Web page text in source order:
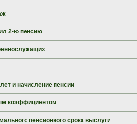
2-ю пенсию
и начисление пенсии
коэффициентом
пенсионного срока выслуги